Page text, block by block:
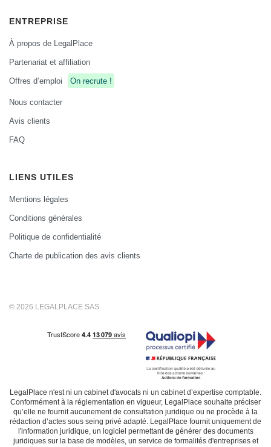
ENTREPRISE
À propos de LegalPlace
Partenariat et affiliation
Offres d’emploi
On recrute !
Nous contacter
Avis clients
FAQ
LIENS UTILES
Mentions légales
Conditions générales
Politique de confidentialité
Charte de publication des avis clients
© 2026 LEGALPLACE SAS
LegalPlace n'est ni un cabinet d'avocats ni un cabinet d’expertise comptable.
Conformément à la réglementation en vigueur, LegalPlace souhaite préciser
qu’elle ne fournit aucunement de consultation juridique ou ne procède à la
rédaction d’actes sous seing privé adapté. LegalPlace fournit uniquement de
l'information juridique, un logiciel permettant de générer des documents
juridiques sur la base de modèles, un service de formalités d'entreprises et